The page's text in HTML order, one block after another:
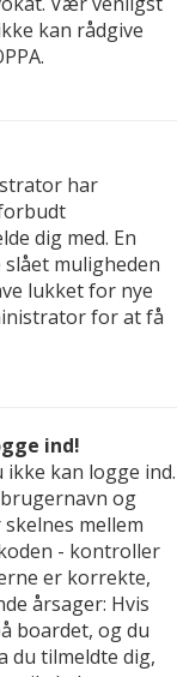
kan rådgive
har
dig med. En
muligheden
lukket for nye
for at få
ind!
kan logge ind.
og
mellem
- kontroller
er korrekte,
årsager: Hvis
boardet, og du
du tilmeldte dig,